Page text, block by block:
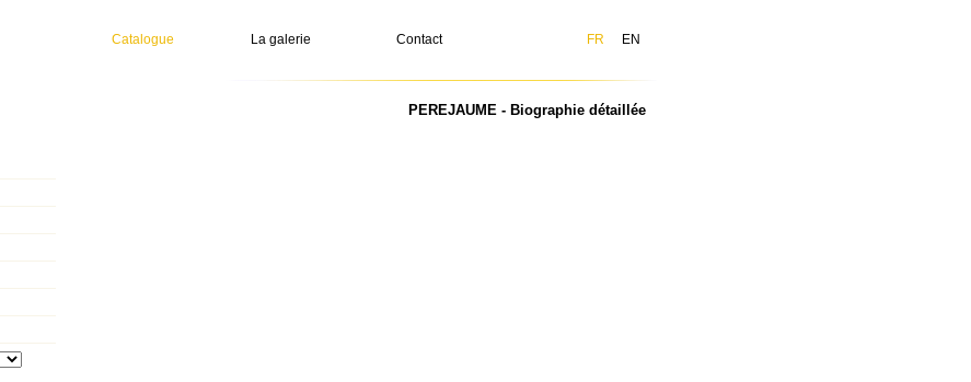
Catalogue La galerie Contact FR EN
PEREJAUME - Biographie détaillée